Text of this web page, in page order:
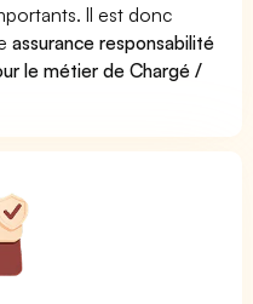
Il est donc
assurance responsabilité
le métier de Chargé /